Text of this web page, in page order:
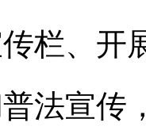
栏、开
法宣传